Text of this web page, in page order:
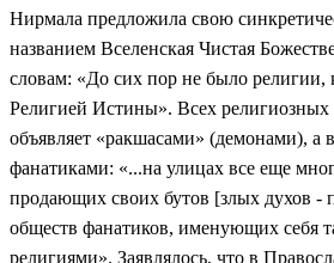
Нирмала предложила свою
названием Вселенская Чистая
словам: «До сих пор не было религии,
Религией Истины». Всех
объявляет «ракшасами» (демонами), а
фанатиками: «...на улицах все еще
продающих своих бутов [злых духов -
обществ фанатиков, именующих себя
религиями». Заявлялось, что в